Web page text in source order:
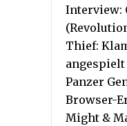
Interview:
Thief:
angespielt
Panzer
Browser-
Might &